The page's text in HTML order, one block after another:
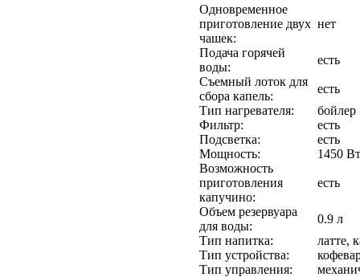
Одновременное
приготовление двух
чашек:
нет
Подача горячей
воды:
есть
Съемный лоток для
сбора капель:
есть
Тип нагревателя:
бойлер
Фильтр:
есть
Подсветка:
есть
Мощность:
1450 Вт
Возможность
приготовления
капучино:
есть
Объем резервуара
для воды:
0.9 л
Тип напитка:
латте,
Тип устройства:
Тип управления: